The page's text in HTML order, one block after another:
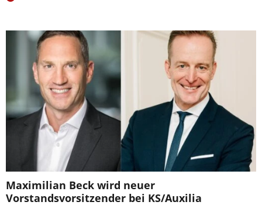
Maximilian Beck wird neuer
Vorstandsvorsitzender bei KS/Auxilia